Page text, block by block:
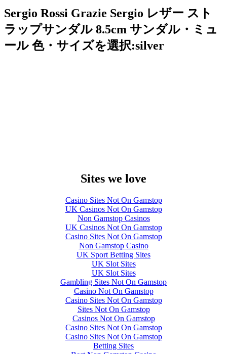
Sergio Rossi Grazie Sergio レザー スト
ラップサンダル 8.5cm サンダル・ミュ
ール 色・サイズを選択:silver
Sites we love
Casino Sites Not On Gamstop
UK Casinos Not On Gamstop
Non Gamstop Casinos
UK Casinos Not On Gamstop
Casino Sites Not On Gamstop
Non Gamstop Casino
UK Sport Betting Sites
UK Slot Sites
UK Slot Sites
Gambling Sites Not On Gamstop
Casino Not On Gamstop
Casino Sites Not On Gamstop
Sites Not On Gamstop
Casinos Not On Gamstop
Casino Sites Not On Gamstop
Casino Sites Not On Gamstop
Betting Sites